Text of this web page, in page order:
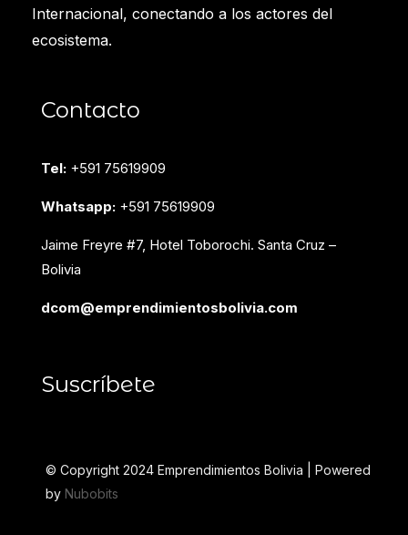
Internacional, conectando a los actores del
ecosistema.
Contacto
Tel: +591 75619909
Whatsapp: +591 75619909
Jaime Freyre #7, Hotel Toborochi. Santa Cruz –
Bolivia
dcom@emprendimientosbolivia.com
Suscríbete
© Copyright 2024 Emprendimientos Bolivia | Powered
by Nubobits